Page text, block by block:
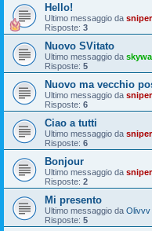
Hello!
Ultimo messaggio da
Risposte: 3
Nuovo SVitato
Ultimo messaggio da
Risposte: 5
Nuovo ma vecchio
Ultimo messaggio da
Risposte: 6
Ciao a tutti
Ultimo messaggio da
Risposte: 6
Bonjour
Ultimo messaggio da
Risposte: 2
Mi presento
Ultimo messaggio da Olivvv
Risposte: 5